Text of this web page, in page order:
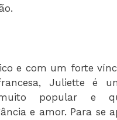
e com um forte
Juliette é
muito popular e
e amor. Para se